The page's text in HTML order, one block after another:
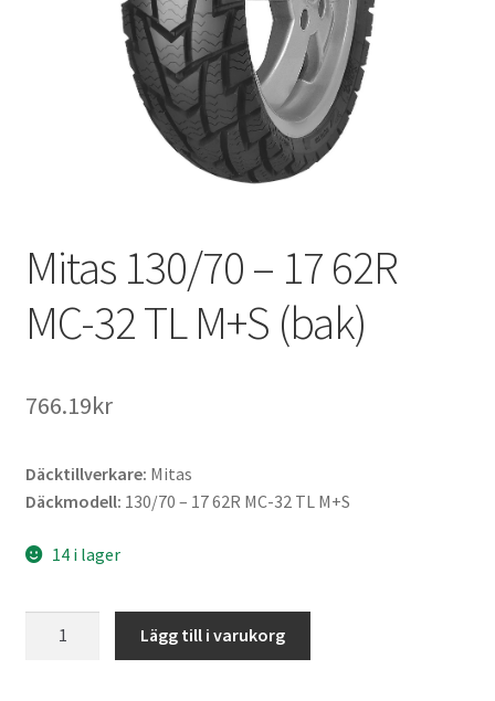
Mitas 130/70 – 17 62R
MC-32 TL M+S (bak)
766.19kr
Däcktillverkare: Mitas
Däckmodell: 130/70 – 17 62R MC-32 TL M+S
14 i lager
Lägg till i varukorg